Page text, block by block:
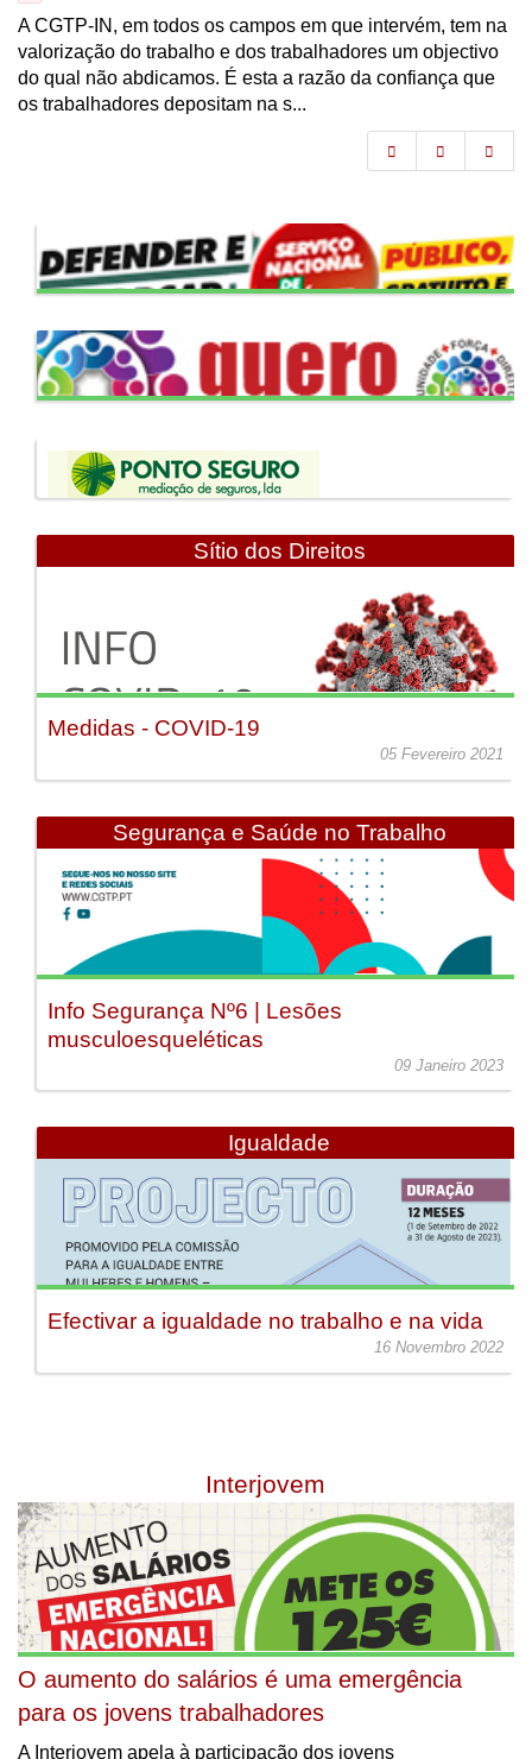
A CGTP-IN, em todos os campos em que intervém, tem na
valorização do trabalho e dos trabalhadores um objectivo
do qual não abdicamos. É esta a razão da confiança que
os trabalhadores depositam na s...
Sítio dos Direitos
Medidas - COVID-19
05 Fevereiro 2021
Segurança e Saúde no Trabalho
Info Segurança Nº6 | Lesões
musculoesqueléticas
09 Janeiro 2023
Igualdade
Efectivar a igualdade no trabalho e na vida
16 Novembro 2022
Interjovem
O aumento do salários é uma emergência
para os jovens trabalhadores
A Interjovem apela à participação dos jovens